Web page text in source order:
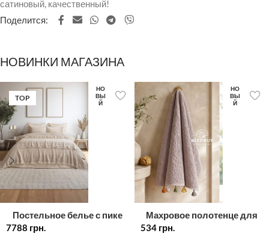
сатиновый, качественный!
Поделится:
НОВИНКИ МАГАЗИНА
НО
ВЫ
Й
TOP
Постельное белье с пике
Saheser Ramona евро
7788 грн.
НО
ВЫ
Й
Махровое полотенце для
лица лиловое с
534 грн.